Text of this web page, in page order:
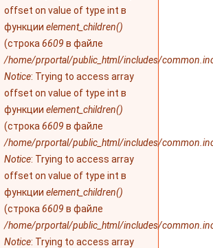
ошибке
offset on value of type int в
функции element_children()
(строка 6609 в файле
/home/prportal/public_html/includes/
Notice: Trying to access array
offset on value of type int в
функции element_children()
(строка 6609 в файле
/home/prportal/public_html/includes/
Notice: Trying to access array
offset on value of type int в
функции element_children()
(строка 6609 в файле
/home/prportal/public_html/includes/
Notice: Trying to access array